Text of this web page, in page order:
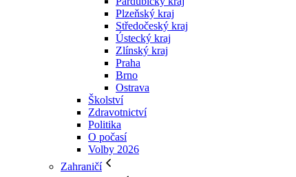
Plzeňský kraj
Středočeský kraj
Ústecký kraj
Zlínský kraj
Praha
Brno
Ostrava
Školství
Zdravotnictví
Politika
O počasí
Volby 2026
Zahraničí